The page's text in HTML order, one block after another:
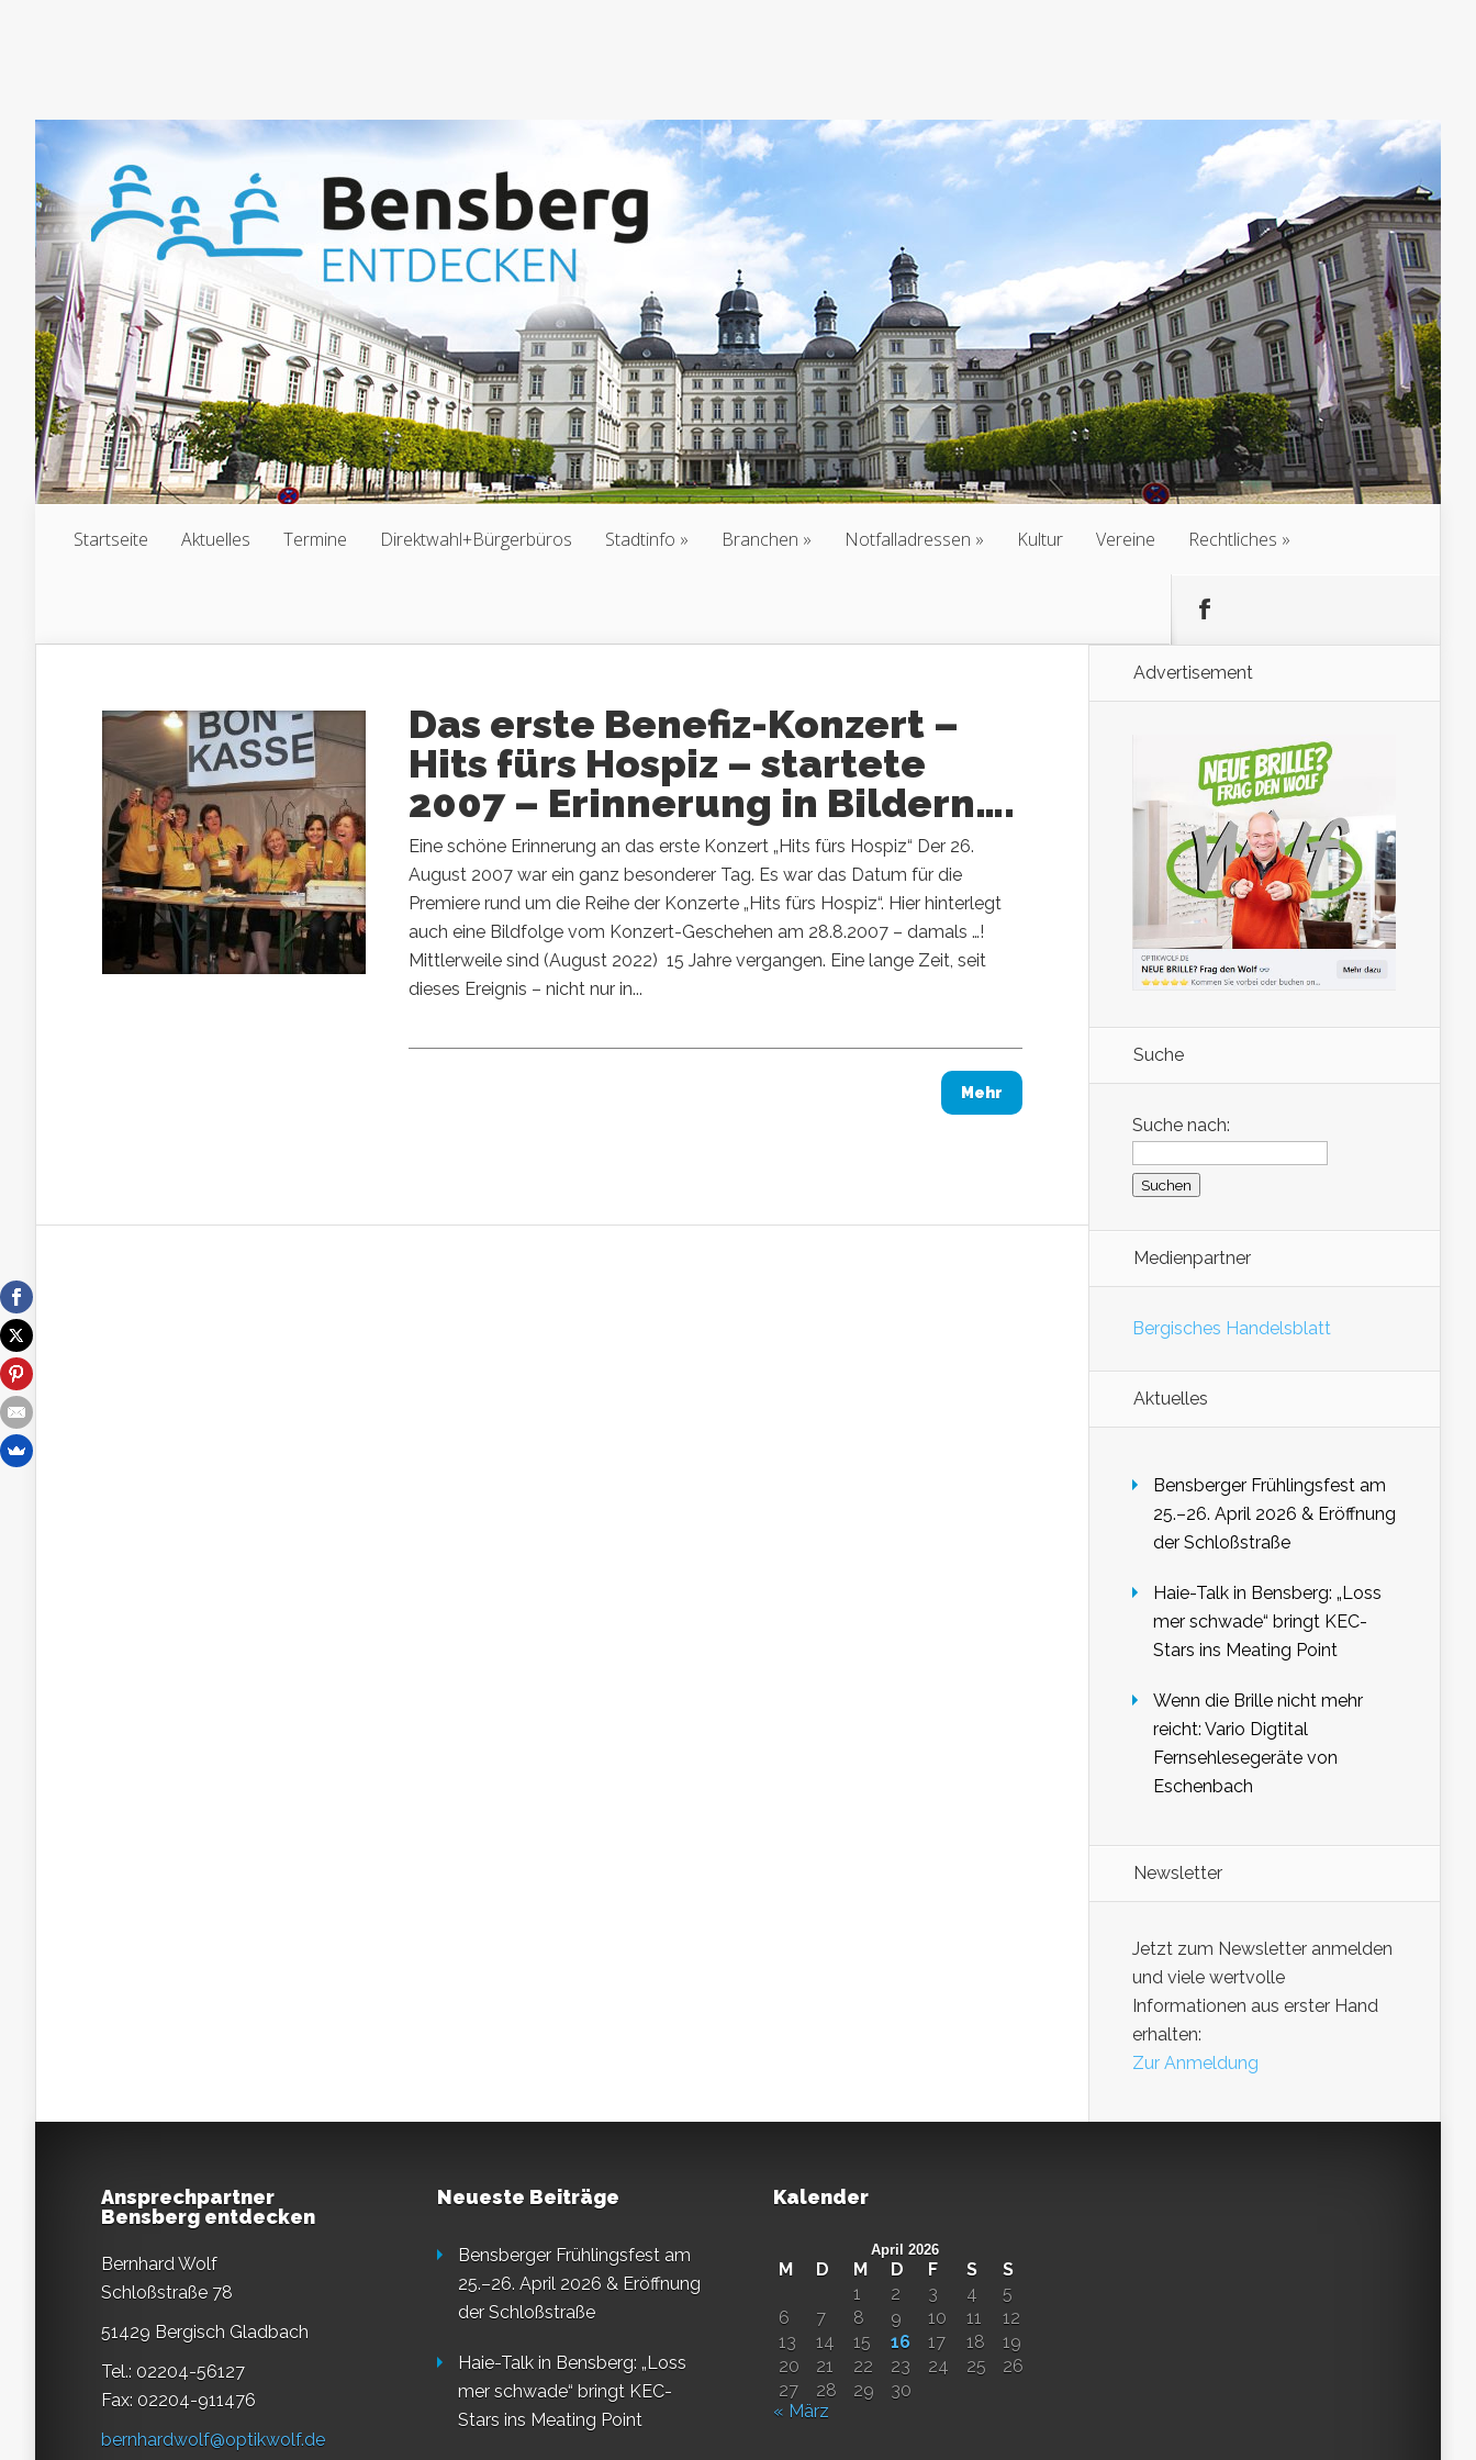
Startseite Aktuelles Termine Direktwahl+Bürgerbüros Stadtinfo Branchen Notfalladressen Kultur Vereine Rechtliches
Das erste Benefiz-Konzert –
Hits fürs Hospiz – startete
2007 – Erinnerung in Bildern….
Eine schöne Erinnerung an das erste Konzert „Hits fürs Hospiz“ Der 26.
August 2007 war ein ganz besonderer Tag. Es war das Datum für die
Premiere rund um die Reihe der Konzerte „Hits fürs Hospiz“. Hier hinterlegt
auch eine Bildfolge vom Konzert-Geschehen am 28.8.2007 – damals …!
Mittlerweile sind (August 2022) 15 Jahre vergangen. Eine lange Zeit, seit
dieses Ereignis – nicht nur in...
Mehr
Advertisement
Suche
Suche nach:
Medienpartner
Bergisches Handelsblatt
Aktuelles
Bensberger Frühlingsfest am
25.–26. April 2026 & Eröffnung
der Schloßstraße
Haie-Talk in Bensberg: „Loss
mer schwade“ bringt KEC-
Stars ins Meating Point
Wenn die Brille nicht mehr
reicht: Vario Digtital
Fernsehlesegeräte von
Eschenbach
Newsletter
Jetzt zum Newsletter anmelden
und viele wertvolle
Informationen aus erster Hand
erhalten:
Zur Anmeldung
Ansprechpartner
Bensberg entdecken
Bernhard Wolf
Schloßstraße 78
51429 Bergisch Gladbach
Tel.: 02204-56127
Fax: 02204-911476
bernhardwolf@optikwolf.de
Neueste Beiträge
Bensberger Frühlingsfest am
25.–26. April 2026 & Eröffnung
der Schloßstraße
Haie-Talk in Bensberg: „Loss
mer schwade“ bringt KEC-
Stars ins Meating Point
Kalender
April 2026
M D M D F S
S
1
2 3 4
5
6
7 8 9 10 11
12
13
14 15 16 17 18
19
20
21 22 23 24 25
26
27
28 29
30
« März